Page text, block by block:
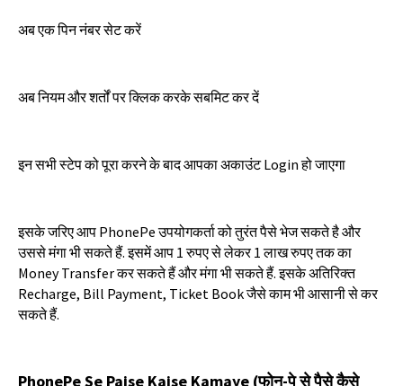
अबएकपिननंबरसेटकरें
अबनियमऔरशर्तोंपरक्लिककरकेसबमिटकरदें
इनसभीस्टेपकोपूराकरनेकेबादआपकाअकाउंटLoginहोजाएगा
इसकेजरिएआप PhonePeउपयोगकर्ताकोतुरंतपैसेभेजसकतेहैऔर
उससेमंगाभीसकतेहैं.इसमेंआप 1रुपएसेलेकर1लाखरुपएतकका
Money Transferकरसकतेहैंऔरमंगाभीसकतेहैं.इसकेअतिरिक्त
Recharge, Bill Payment, Ticket Bookजैसेकामभीआसानीसेकर
सकतेहैं.
PhonePe Se Paise Kaise Kamaye (फोन-पेसेपैसेकैसे